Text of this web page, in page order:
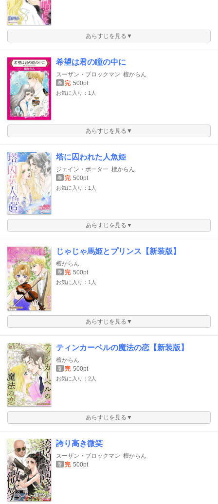
あらすじを見る▼
希望は君の瞳の中に
スーザン・ブロックマン 檀からん
巻 完 500pt
お気に入り：1人
あらすじを見る▼
塔に囚われた人魚姫
ジェイン・ポーター 檀からん
巻 完 500pt
お気に入り：1人
あらすじを見る▼
じゃじゃ馬姫とプリンス【新装版】
檀からん
巻 完 500pt
お気に入り：1人
あらすじを見る▼
ティンカーベルの魔法の恋【新装版】
檀からん
巻 完 500pt
お気に入り：2人
あらすじを見る▼
誇り高き微笑
スーザン・ブロックマン 檀からん
巻 完 500pt